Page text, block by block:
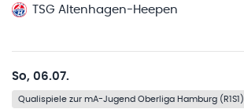
TSG Altenhagen-Heepen
So, 06.07.
Qualispiele zur mA-Jugend Oberliga Hamburg (R1S1)